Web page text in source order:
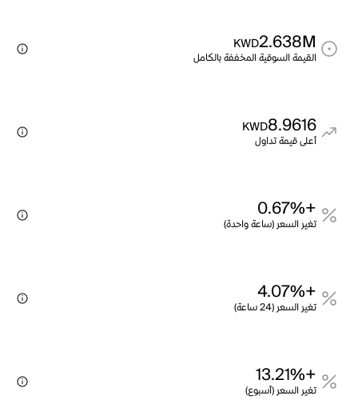
2.638M
KWD
القيمة السوقية المخففة بالكامل
8.9616
KWD
أعلى قيمة تداول
+0.67%
تغير السعر (ساعة واحدة)
+4.07%
تغير السعر (24 ساعة)
+13.21%
تغير السعر (أسبوع)